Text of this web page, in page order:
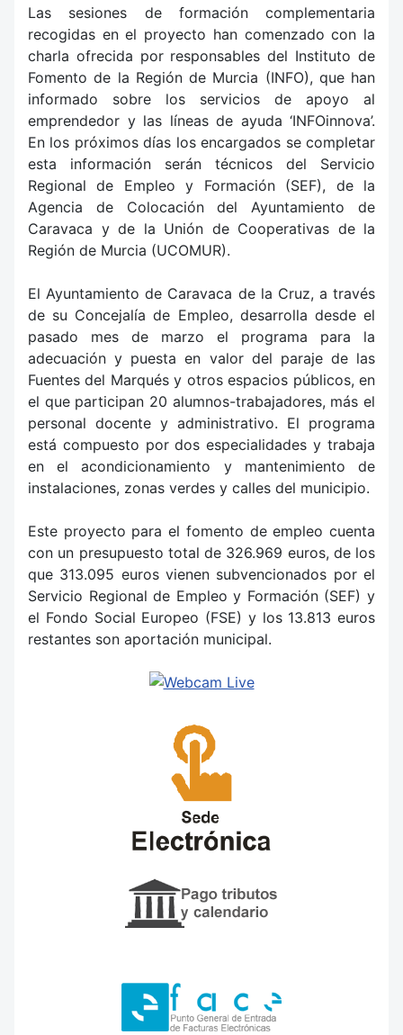
Las sesiones de formación complementaria
recogidas en el proyecto han comenzado con la
charla ofrecida por responsables del Instituto de
Fomento de la Región de Murcia (INFO), que han
informado sobre los servicios de apoyo al
emprendedor y las líneas de ayuda ‘INFOinnova’.
En los próximos días los encargados se completar
esta información serán técnicos del Servicio
Regional de Empleo y Formación (SEF), de la
Agencia de Colocación del Ayuntamiento de
Caravaca y de la Unión de Cooperativas de la
Región de Murcia (UCOMUR).
El Ayuntamiento de Caravaca de la Cruz, a través
de su Concejalía de Empleo, desarrolla desde el
pasado mes de marzo el programa para la
adecuación y puesta en valor del paraje de las
Fuentes del Marqués y otros espacios públicos, en
el que participan 20 alumnos-trabajadores, más el
personal docente y administrativo. El programa
está compuesto por dos especialidades y trabaja
en el acondicionamiento y mantenimiento de
instalaciones, zonas verdes y calles del municipio.
Este proyecto para el fomento de empleo cuenta
con un presupuesto total de 326.969 euros, de los
que 313.095 euros vienen subvencionados por el
Servicio Regional de Empleo y Formación (SEF) y
el Fondo Social Europeo (FSE) y los 13.813 euros
restantes son aportación municipal.